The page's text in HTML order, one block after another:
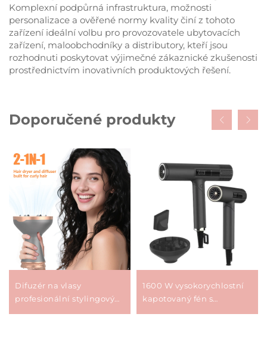
Komplexní podpůrná infrastruktura, možnosti
personalizace a ověřené normy kvality činí z tohoto
zařízení ideální volbu pro provozovatele ubytovacích
zařízení, maloobchodníky a distributory, kteří jsou
rozhodnuti poskytovat výjimečné zákaznické zkušenosti
prostřednictvím inovativních produktových řešení.
Doporučené produkty
Difuzér na vlasy
profesionální stylingový
1600 W vysokorychlostní
kapotovaný fén s